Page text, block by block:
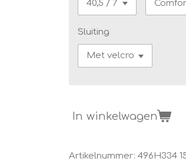
Sluiting
In winkelwagen
Artikelnummer: 496H334